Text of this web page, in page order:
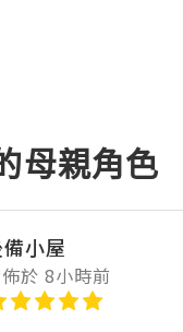
母親角色
小屋
於 8小時前